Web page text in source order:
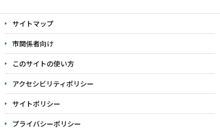
文
こ
こ
ま
で
サイトマップ
市関係者向け
このサイトの使い方
アクセシビリティポリシー
サイトポリシー
プライバシーポリシー